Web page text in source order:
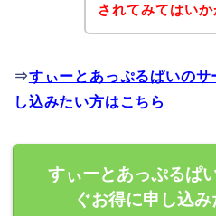
されてみてはい
⇒すぃーとあっぷるぱいのサ
し込みたい方はこちら
すぃーとあっぷるぱ
ぐお得に申し込